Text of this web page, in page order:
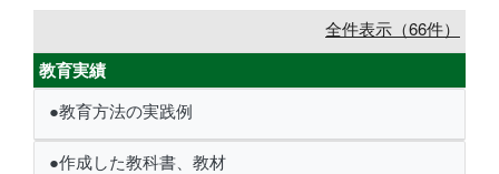
全件表示（66件）
教育実績
●教育方法の実践例
●作成した教科書、教材